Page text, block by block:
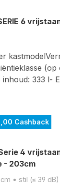
6
(op
inhoud: 333 l-
Cashback
4
- 203cm
• stil (≤ 39